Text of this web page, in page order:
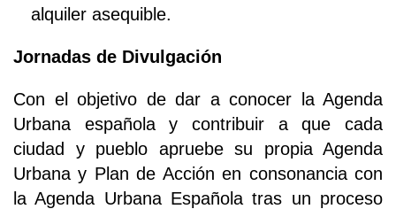
alquiler asequible.
Jornadas de Divulgación
Con el objetivo de dar a conocer la Agenda
Urbana española y contribuir a que cada
ciudad y pueblo apruebe su propia Agenda
Urbana y Plan de Acción en consonancia con
la Agenda Urbana Española tras un proceso